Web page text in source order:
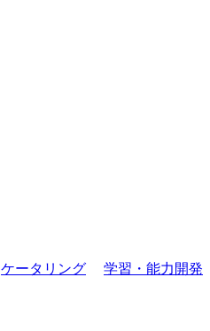
ケータリング 学習・能力開発